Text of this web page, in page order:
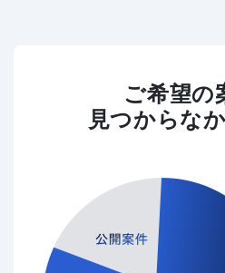
ご希望の
見つからな